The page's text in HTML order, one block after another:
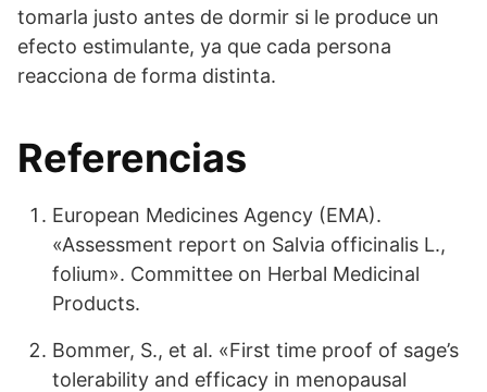
tomarla justo antes de dormir si le produce un
efecto estimulante, ya que cada persona
reacciona de forma distinta.
Referencias
European Medicines Agency (EMA).
«Assessment report on Salvia officinalis L.,
folium». Committee on Herbal Medicinal
Products.
Bommer, S., et al. «First time proof of sage’s
tolerability and efficacy in menopausal